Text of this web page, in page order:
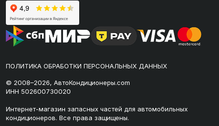
ПОЛИТИКА ОБРАБОТКИ ПЕРСОНАЛЬНЫХ ДАННЫХ
© 2008–2026, АвтоКондиционеры.com
ИНН 502600730020
Интернет-магазин запасных частей для автомобильных
кондиционеров. Все права защищены.